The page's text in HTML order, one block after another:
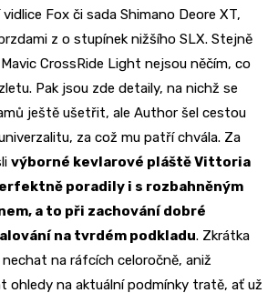
Fox či sada Shimano Deore XT,
z o stupínek nižšího SLX. Stejně
CrossRide Light nejsou něčím, co
Pak jsou zde detaily, na nichž se
ještě ušetřit, ale Author šel cestou
za což mu patří chvála. Za
výborné kevlarové pláště Vittoria
poradily i s rozbahněným
a to při zachování dobré
na tvrdém podkladu. Zkrátka
na ráfcích celoročně, aniž
ohledy na aktuální podmínky tratě, ať už